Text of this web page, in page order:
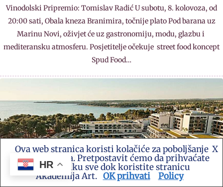
Vinodolski Pripremio: Tomislav Radić U subotu, 8. kolovoza, od
20:00 sati, Obala kneza Branimira, točnije plato Pod barana uz
Marinu Novi, oživjet će uz gastronomiju, modu, glazbu i
mediteransku atmosferu. Posjetitelje očekuje street food koncept
Spud Food…
HR
Ova web stranica koristi kolačiće za poboljšanje
vašeg iskustva. Pretpostavit ćemo da prihvaćate
ovu politiku sve dok koristite stranicu
Akademija Art.
X
OK prihvati Policy